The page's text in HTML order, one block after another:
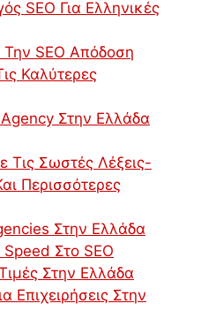
SEO Για Ελληνικές
SEO Απόδοση
Καλύτερες
Στην Ελλάδα
Τις Σωστές Λέξεις-
Περισσότερες
Στην Ελλάδα
Στο SEO
Στην Ελλάδα
Επιχειρήσεις Στην